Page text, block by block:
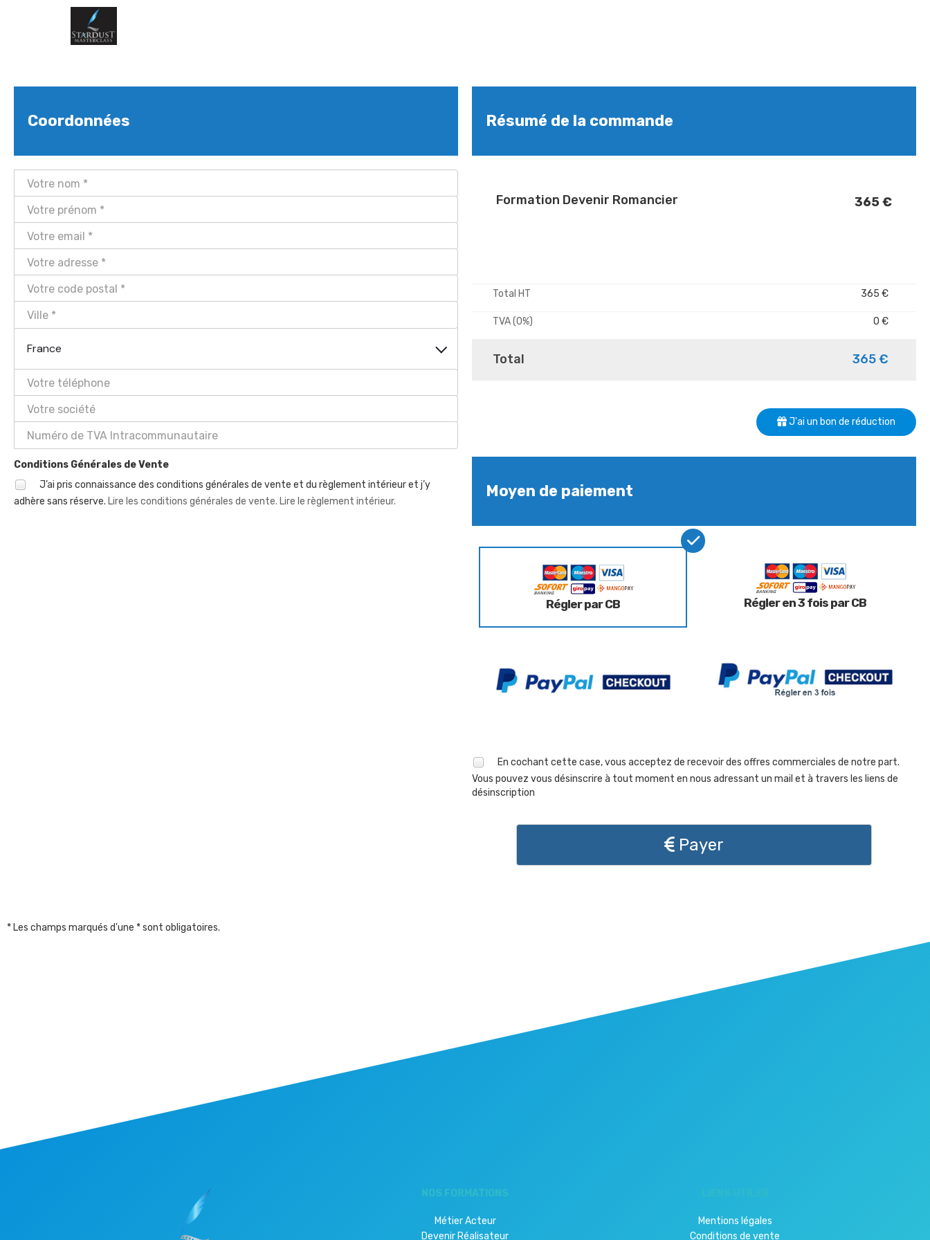
Coordonnées
France
Conditions Générales de Vente
J’ai pris connaissance des conditions générales de vente et du règlement intérieur et j’y
adhère sans réserve. Lire les conditions générales de vente. Lire le règlement intérieur.
Résumé de la commande
Formation Devenir Romancier 365 €
Total HT 365 €
TVA (0%) 0 €
Total 365 €
J'ai un bon de réduction
Moyen de paiement
Régler par CB Régler en 3 fois par CB
En cochant cette case, vous acceptez de recevoir des offres commerciales de notre part.
Vous pouvez vous désinscrire à tout moment en nous adressant un mail et à travers les liens de
désinscription
Payer
* Les champs marqués d'une * sont obligatoires.
Métier Acteur
Devenir Réalisateur
Mentions légales
Conditions de vente